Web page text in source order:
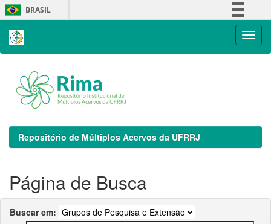
Skip
navigation
BRASIL
Repositório de Múltiplos Acervos da UFRRJ
Página de Busca
Buscar em: